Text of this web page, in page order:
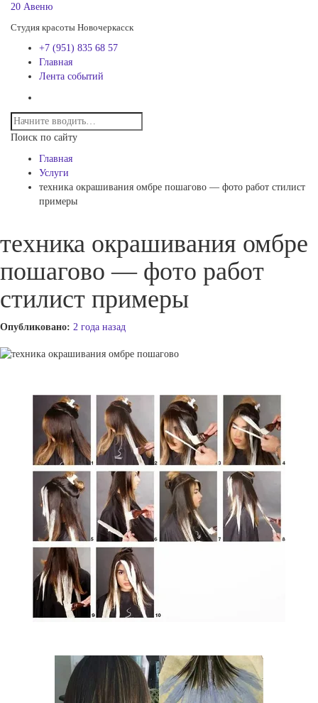
20 Авеню
Студия красоты Новочеркасск
+7 (951) 835 68 57
Главная
Лента событий
Поиск по сайту
Главная
Услуги
техника окрашивания омбре пошагово — фото работ стилист
примеры
техника окрашивания омбре
пошагово — фото работ
стилист примеры
Опубликовано: 2 года назад